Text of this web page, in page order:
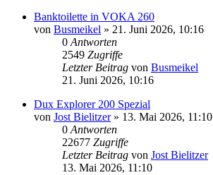
Banktoilette in VOKA 260
von Busmeikel » 21. Juni 2026, 10:16
0 Antworten
2549 Zugriffe
Letzter Beitrag von Busmeikel
21. Juni 2026, 10:16
Dux Explorer 200 Spezial
von Jost Bielitzer» 13. Mai 2026, 11:10
0 Antworten
22677 Zugriffe
Letzter Beitrag von Jost Bielitzer
13. Mai 2026, 11:10